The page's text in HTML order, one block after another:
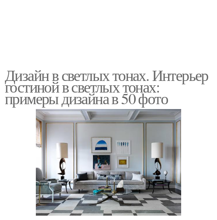
Дизайн в светлых тонах. Интерьер
гостиной в светлых тонах:
примеры дизайна в 50 фото